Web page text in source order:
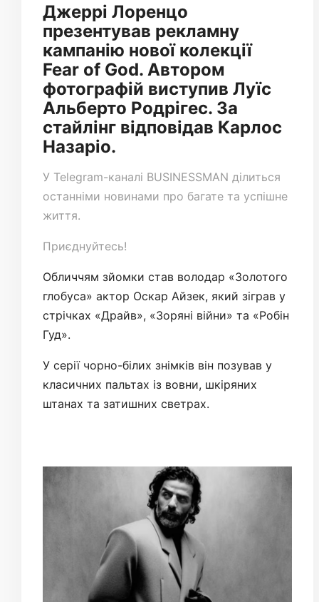
Джеррі Лоренцо
презентував рекламну
кампанію нової колекції
Fear of God. Автором
фотографій виступив Луїс
Альберто Родрігес. За
стайлінг відповідав Карлос
Назаріо.
У Telegram-каналі BUSINESSMAN ділиться
останніми новинами про багате та успішне
життя.
Приєднуйтесь!
Обличчям зйомки став володар «Золотого
глобуса» актор Оскар Айзек, який зіграв у
стрічках «Драйв», «Зоряні війни» та «Робін
Гуд».
У серії чорно-білих знімків він позував у
класичних пальтах із вовни, шкіряних
штанах та затишних светрах.